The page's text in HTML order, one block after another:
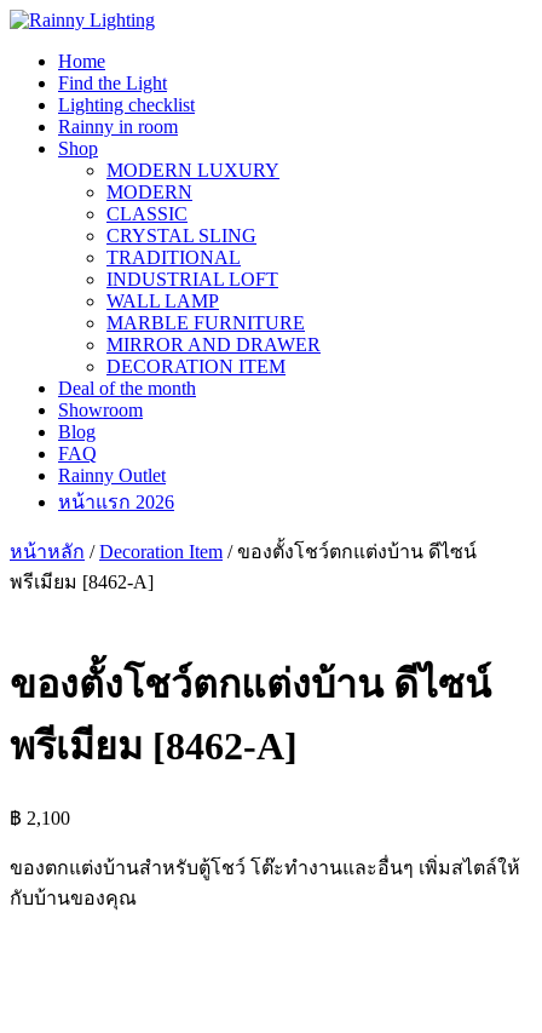
Skip
contentHome
Find the Light
Lighting checklist
Rainny in room
Shop
MODERN LUXURY
MODERN
CLASSIC
CRYSTAL SLING
TRADITIONAL
INDUSTRIAL LOFT
WALL LAMP
MARBLE FURNITURE
MIRROR AND DRAWER
DECORATION ITEM
Deal of the month
Showroom
Blog
FAQ
Rainny Outlet
หน้าแรก 2026
หน้าหลัก /Decoration Item / ของตั้งโชว์ตกแต่งบ้าน ดีไซน์
พรีเมียม [8462-A]
ของตั้งโชว์ตกแต่งบ้าน ดีไซน์
พรีเมียม [8462-A]
฿ 2,100
ของตกแต่งบ้านสำหรับตู้โชว์ โต๊ะทำงานและอื่นๆ เพิ่มสไตล์ให้
กับบ้านของคุณ